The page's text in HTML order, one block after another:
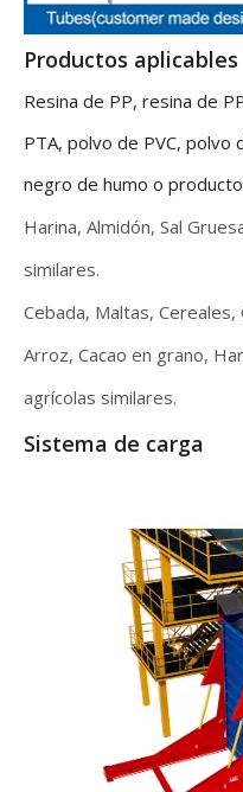
Productos aplicables
Resina de PP, resina de
PTA, polvo de PVC, polvo
negro de humo o
Harina, Almidón, Sal
similares.
Cebada, Maltas,
Arroz, Cacao en grano,
agrícolas similares.
Sistema de carga